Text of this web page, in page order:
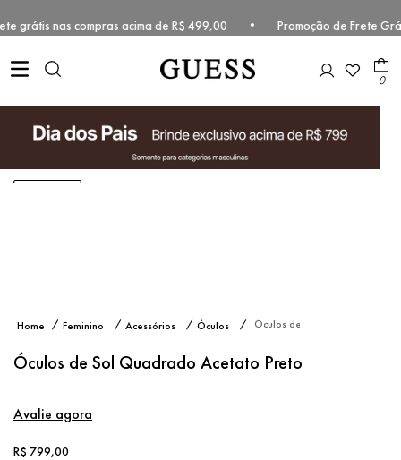
grátis nas compras acima de R$ 499,00 • Promoção de
0
Feminino Acessórios Óculos
Óculos de
Acetato
Preto
Óculos de Sol Quadrado Acetato Preto
Avalie agora
R$ 799,00